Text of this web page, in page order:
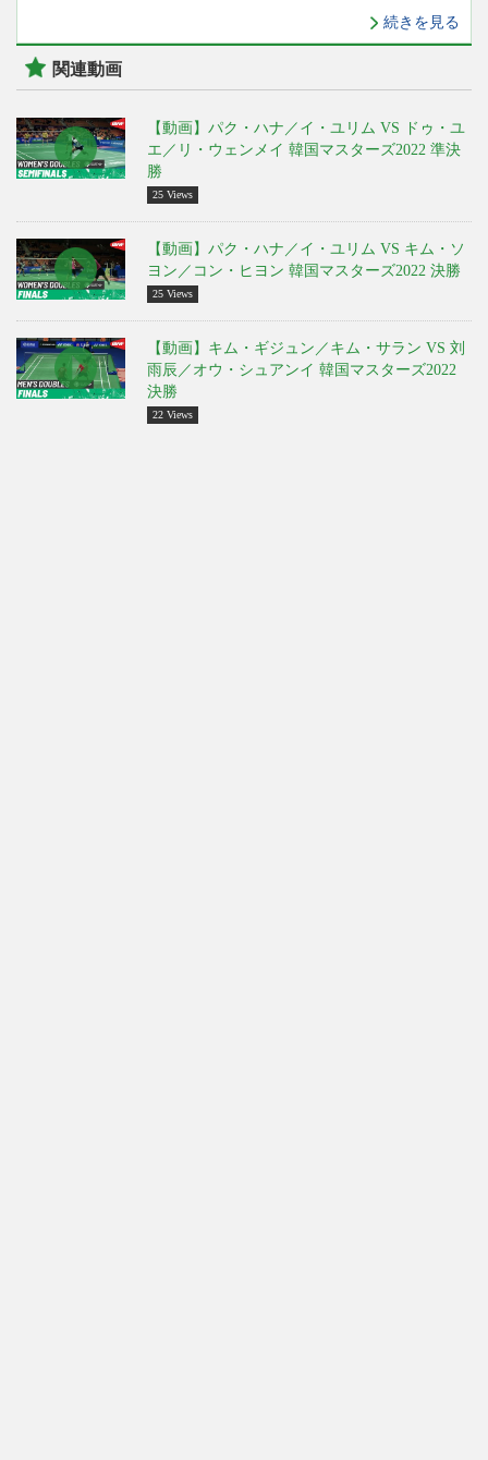
続きを見る
関連動画
【動画】パク・ハナ／イ・ユリム VS ドゥ・ユ
エ／リ・ウェンメイ 韓国マスターズ2022 準決
勝
25 Views
【動画】パク・ハナ／イ・ユリム VS キム・ソ
ヨン／コン・ヒヨン 韓国マスターズ2022 決勝
25 Views
【動画】キム・ギジュン／キム・サラン VS 刘
雨辰／オウ・シュアンイ 韓国マスターズ2022
決勝
22 Views